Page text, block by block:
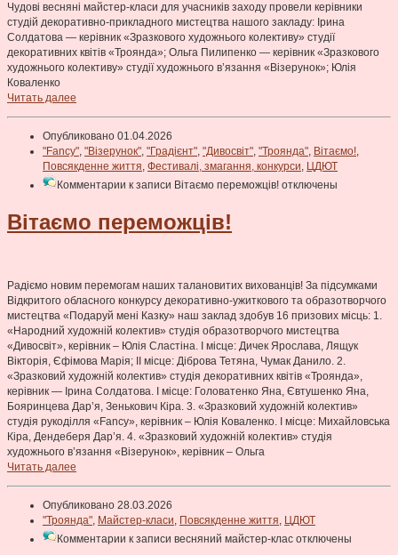
Чудові весняні майстер-класи для учасників заходу провели керівники
студій декоративно-прикладного мистецтва нашого закладу: Ірина
Солдатова — керівник «Зразкового художнього колективу» студії
декоративних квітів «Троянда»; Ольга Пилипенко — керівник «Зразкового
художнього колективу» студії художнього в’язання «Візерунок»; Юлія
Коваленко
Читать далее
Опубликовано 01.04.2026
"Fancy", "Візерунок", "Градієнт", "Дивосвіт", "Троянда", Вітаємо!,
Повсякденне життя, Фестивалі, змагання, конкурси, ЦДЮТ
Комментарии к записи Вітаємо переможців! отключены
Вітаємо переможців!
Радіємо новим перемогам наших талановитих вихованців! За підсумками
Відкритого обласного конкурсу декоративно-ужиткового та образотворчого
мистецтва «Подаруй мені Казку» наш заклад здобув 16 призових місць: 1.
«Народний художній колектив» студія образотворчого мистецтва
«Дивосвіт», керівник – Юлія Сластіна. І місце: Дичек Ярослава, Лящук
Вікторія, Єфімова Марія; ІІ місце: Діброва Тетяна, Чумак Данило. 2.
«Зразковий художній колектив» студія декоративних квітів «Троянда»,
керівник — Ірина Солдатова. І місце: Головатенко Яна, Євтушенко Яна,
Бояринцева Дар’я, Зенькович Кіра. 3. «Зразковий художній колектив»
студія рукоділля «Fancy», керівник – Юлія Коваленко. І місце: Михайловська
Кіра, Дендеберя Дар’я. 4. «Зразковий художній колектив» студія
художнього в’язання «Візерунок», керівник – Ольга
Читать далее
Опубликовано 28.03.2026
"Троянда" Майстер-класи Повсякденне життя ЦДЮТ
Комментарии к записи весняний майстер-клас отключены